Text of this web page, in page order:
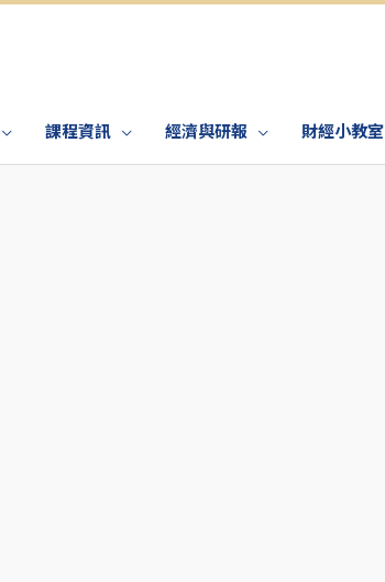
課程資訊 經濟與研報 財經小教室